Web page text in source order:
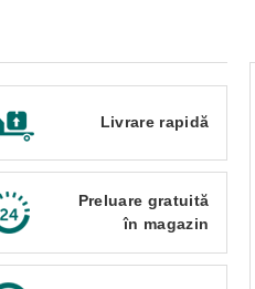
Livrare rapidă
Preluare gratuită
în magazin